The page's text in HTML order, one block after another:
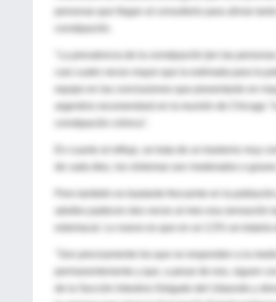
personas que llegan al consultorio para aliviar
"La prevalencia de la constipación [en las
casi cuatro veces mayor que la estimada para la
equipo en las conclusiones que presentarán en
argentino recomendará en la reunión de Chicago
Pero también es bastante frecuente en la
permanentemente y que, a pesar de eso, siguen
de la Sección Intestino Delgado del Udaondo y